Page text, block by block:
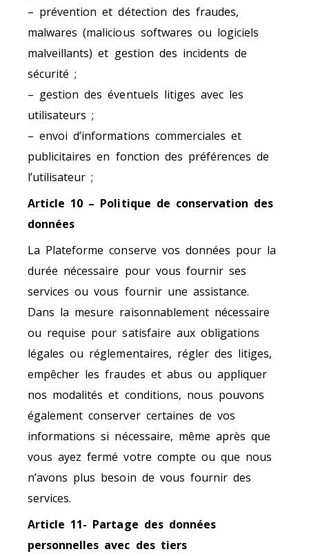
– prévention et détection des fraudes,
malwares (malicious softwares ou logiciels
malveillants) et gestion des incidents de
sécurité ;
– gestion des éventuels litiges avec les
utilisateurs ;
– envoi d’informations commerciales et
publicitaires en fonction des préférences de
l’utilisateur ;
Article 10 – Politique de conservation des
données
La Plateforme conserve vos données pour la
durée nécessaire pour vous fournir ses
services ou vous fournir une assistance.
Dans la mesure raisonnablement nécessaire
ou requise pour satisfaire aux obligations
légales ou réglementaires, régler des litiges,
empêcher les fraudes et abus ou appliquer
nos modalités et conditions, nous pouvons
également conserver certaines de vos
informations si nécessaire, même après que
vous ayez fermé votre compte ou que nous
n’avons plus besoin de vous fournir des
services.
Article 11- Partage des données
personnelles avec des tiers